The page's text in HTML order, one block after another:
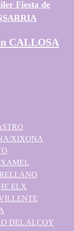
CALLOSA
XIXONA
ELX
DEL ALCOY